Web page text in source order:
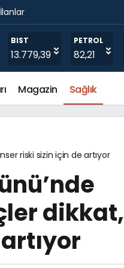
İlanlar
BIST
13.779,39
PETROL
82,21
Magazin Sağlık
riski sizin için de artıyor
dikkat,